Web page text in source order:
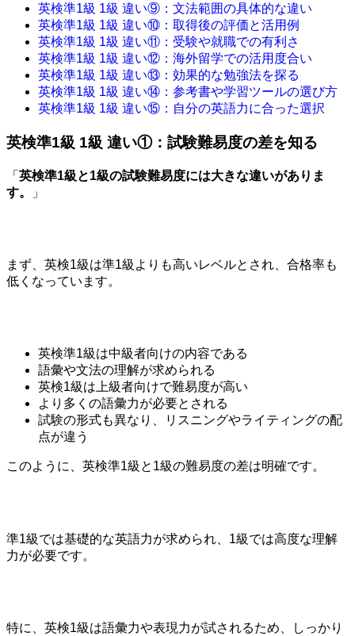
英検準1級 1級 違い⑨：文法範囲の具体的な違い
英検準1級 1級 違い⑩：取得後の評価と活用例
英検準1級 1級 違い⑪：受験や就職での有利さ
英検準1級 1級 違い⑫：海外留学での活用度合い
英検準1級 1級 違い⑬：効果的な勉強法を探る
英検準1級 1級 違い⑭：参考書や学習ツールの選び方
英検準1級 1級 違い⑮：自分の英語力に合った選択
英検準1級 1級 違い①：試験難易度の差を知る
「 英検準1級と1級の試験難易度には大きな違いがありま
す。
」
まず、英検1級は準1級よりも高いレベルとされ、合格率も
低くなっています。
英検準1級は中級者向けの内容である
語彙や文法の理解が求められる
英検1級は上級者向けで難易度が高い
より多くの語彙力が必要とされる
試験の形式も異なり、リスニングやライティングの配
点が違う
このように、英検準1級と1級の難易度の差は明確です。
準1級では基礎的な英語力が求められ、1級では高度な理解
力が必要です。
特に、英検1級は語彙力や表現力が試されるため、しっかり